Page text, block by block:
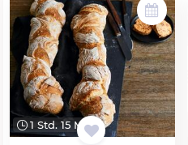
1 Std. 15 Min.